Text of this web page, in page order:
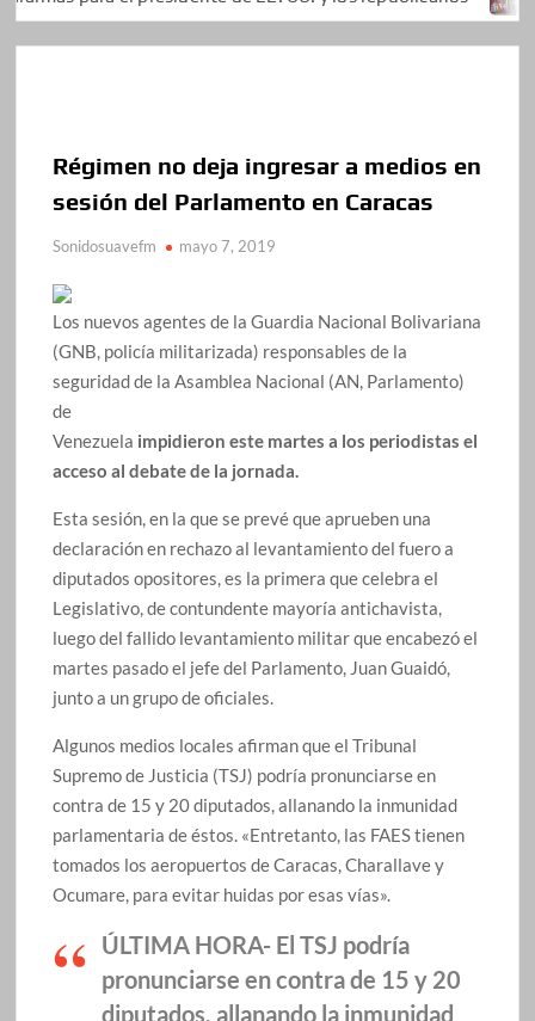
Régimen no deja ingresar a medios en
sesión del Parlamento en Caracas
Sonidosuavefm mayo 7, 2019
Los nuevos agentes de la Guardia Nacional Bolivariana
(GNB, policía militarizada) responsables de la
seguridad de la Asamblea Nacional (AN, Parlamento)
de
Venezuela impidieron este martes a los periodistas el
acceso al debate de la jornada.
Esta sesión, en la que se prevé que aprueben una
declaración en rechazo al levantamiento del fuero a
diputados opositores, es la primera que celebra el
Legislativo, de contundente mayoría antichavista,
luego del fallido levantamiento militar que encabezó el
martes pasado el jefe del Parlamento, Juan Guaidó,
junto a un grupo de oficiales.
Algunos medios locales afirman que el Tribunal
Supremo de Justicia (TSJ) podría pronunciarse en
contra de 15 y 20 diputados, allanando la inmunidad
parlamentaria de éstos. «Entretanto, las FAES tienen
tomados los aeropuertos de Caracas, Charallave y
Ocumare, para evitar huidas por esas vías».
ÚLTIMA HORA- El TSJ podría
pronunciarse en contra de 15 y 20
diputados, allanando la inmunidad